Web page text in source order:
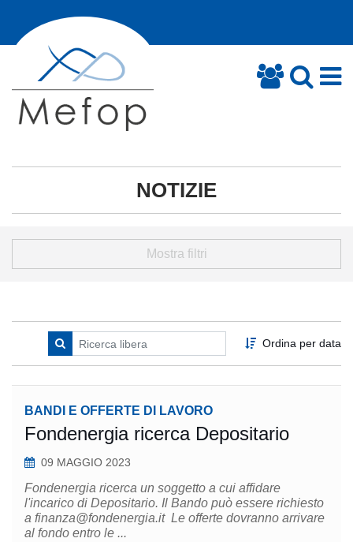
NOTIZIE
Mostra filtri
Ordina per data
BANDI E OFFERTE DI LAVORO
Fondenergia ricerca Depositario
09 MAGGIO 2023
Fondenergia ricerca un soggetto a cui affidare
l'incarico di Depositario. Il Bando può essere richiesto
a finanza@fondenergia.it Le offerte dovranno arrivare
al fondo entro le ...